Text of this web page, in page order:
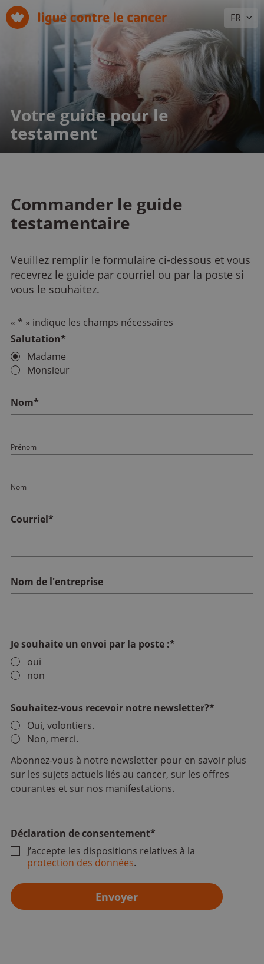
FR
Votre guide pour le
testament
Commander le guide
testamentaire
Veuillez remplir le formulaire ci-dessous et vous
recevrez le guide par courriel ou par la poste si
vous le souhaitez.
« * » indique les champs nécessaires
Salutation*
Madame
Monsieur
Nom*
Prénom
Nom
Courriel*
Nom de l'entreprise
Je souhaite un envoi par la poste :*
oui
non
Souhaitez-vous recevoir notre newsletter?*
Oui, volontiers.
Non, merci.
Abonnez-vous à notre newsletter pour en savoir plus
sur les sujets actuels liés au cancer, sur les offres
courantes et sur nos manifestations.
Déclaration de consentement*
J’accepte les dispositions relatives à la
protection des données.